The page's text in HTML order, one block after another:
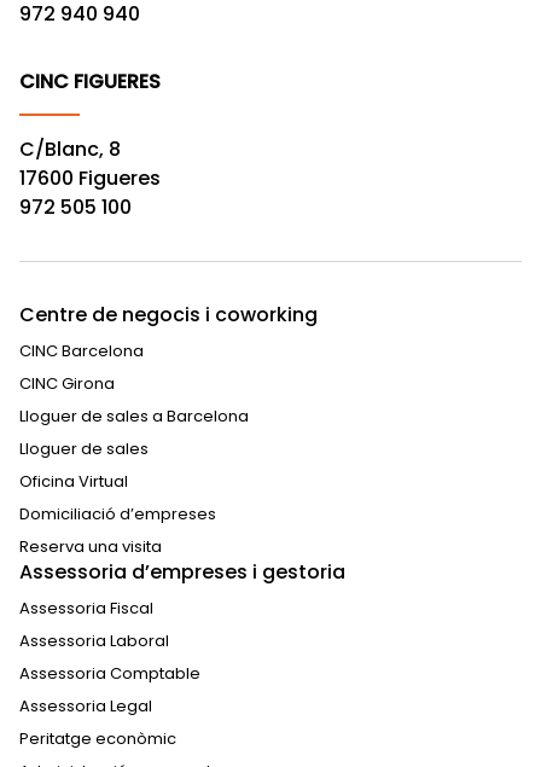
972 940 940
CINC FIGUERES
C/Blanc, 8
17600 Figueres
972 505 100
Centre de negocis i coworking
CINC Barcelona
CINC Girona
Lloguer de sales a Barcelona
Lloguer de sales
Oficina Virtual
Domiciliació d’empreses
Reserva una visita
Assessoria d’empreses i gestoria
Assessoria Fiscal
Assessoria Laboral
Assessoria Comptable
Assessoria Legal
Peritatge econòmic